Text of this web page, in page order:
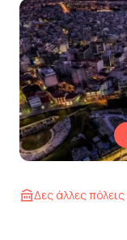
Δες άλλες πόλεις